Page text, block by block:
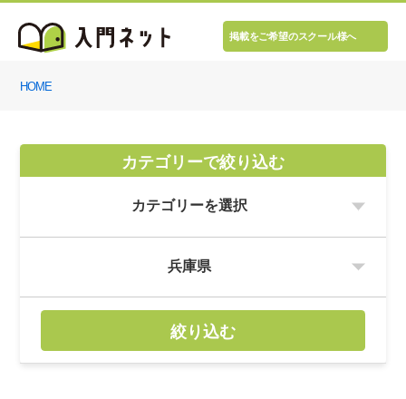
掲載をご希望のスクール様へ
HOME
カテゴリーで絞り込む
絞り込む